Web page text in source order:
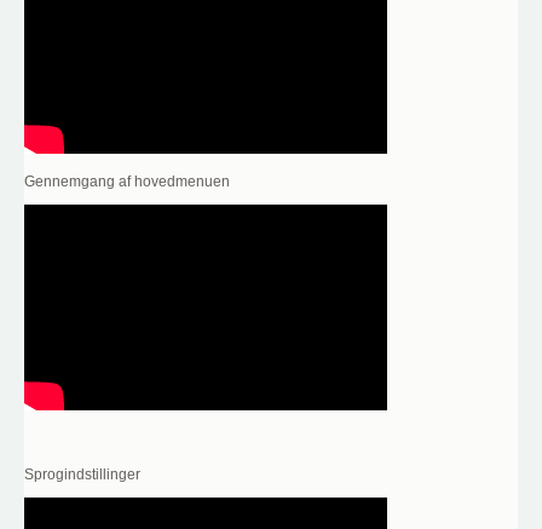
Gennemgang af hovedmenuen
Sprogindstillinger